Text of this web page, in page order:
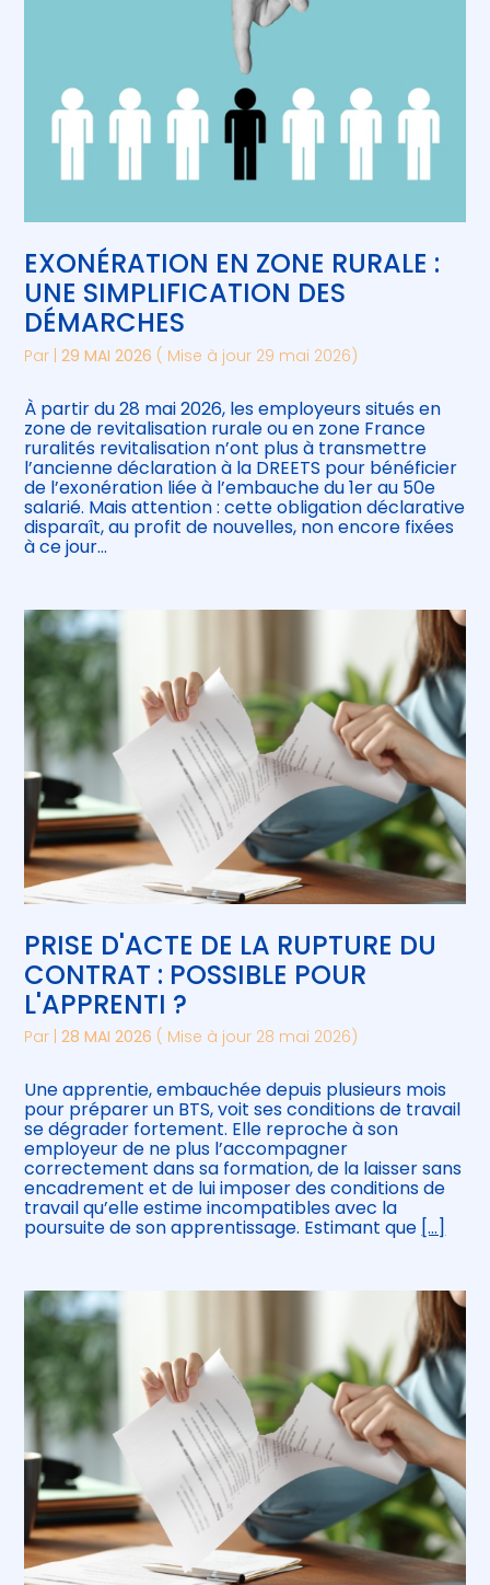
EXONÉRATION EN ZONE RURALE :
UNE SIMPLIFICATION DES
DÉMARCHES
Par |29 MAI 2026 ( Mise à jour 29 mai 2026)
À partir du 28 mai 2026, les employeurs situés en
zone de revitalisation rurale ou en zone France
ruralités revitalisation n’ont plus à transmettre
l’ancienne déclaration à la DREETS pour bénéficier
de l’exonération liée à l’embauche du 1er au 50e
salarié. Mais attention : cette obligation déclarative
disparaît, au profit de nouvelles, non encore fixées
à ce jour…
PRISE D'ACTE DE LA RUPTURE DU
CONTRAT : POSSIBLE POUR
L'APPRENTI ?
Par |28 MAI 2026 ( Mise à jour 28 mai 2026)
Une apprentie, embauchée depuis plusieurs mois
pour préparer un BTS, voit ses conditions de travail
se dégrader fortement. Elle reproche à son
employeur de ne plus l’accompagner
correctement dans sa formation, de la laisser sans
encadrement et de lui imposer des conditions de
travail qu’elle estime incompatibles avec la
poursuite de son apprentissage. Estimant que […]